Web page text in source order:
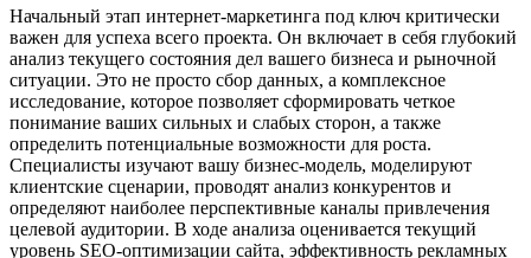
Начальный этап интернет-маркетинга под ключ критически
важен для успеха всего проекта. Он включает в себя глубокий
анализ текущего состояния дел вашего бизнеса и рыночной
ситуации. Это не просто сбор данных, а комплексное
исследование, которое позволяет сформировать четкое
понимание ваших сильных и слабых сторон, а также
определить потенциальные возможности для роста.
Специалисты изучают вашу бизнес-модель, моделируют
клиентские сценарии, проводят анализ конкурентов и
определяют наиболее перспективные каналы привлечения
целевой аудитории. В ходе анализа оценивается текущий
уровень SEO-оптимизации сайта, эффективность рекламных